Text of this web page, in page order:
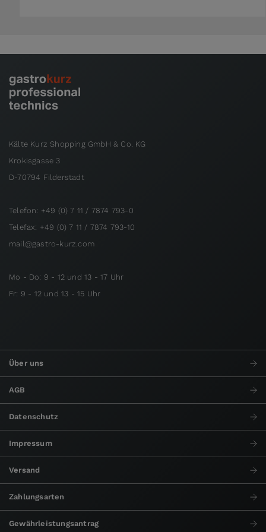
Kälte Kurz Shopping GmbH & Co. KG
Krokisgasse 3
D-70794 Filderstadt
Telefon: +49 (0) 7 11 / 7874 793-0
Telefax: +49 (0) 7 11 / 7874 793-10
mail@gastro-kurz.com
Mo - Do: 9 - 12 und 13 - 17 Uhr
Fr: 9 - 12 und 13 - 15 Uhr
Über uns
AGB
Datenschutz
Impressum
Versand
Zahlungsarten
Gewährleistungsantrag